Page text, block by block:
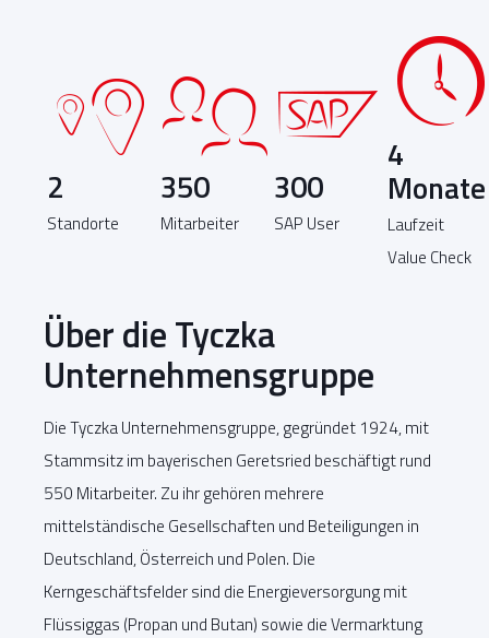
2
Standorte
350
Mitarbeiter
300
SAP User
4
Monate
Laufzeit
Value Check
Über die Tyczka
Unternehmensgruppe
Die Tyczka Unternehmensgruppe, gegründet 1924, mit
Stammsitz im bayerischen Geretsried beschäftigt rund
550 Mitarbeiter. Zu ihr gehören mehrere
mittelständische Gesellschaften und Beteiligungen in
Deutschland, Österreich und Polen. Die
Kerngeschäftsfelder sind die Energieversorgung mit
Flüssiggas (Propan und Butan) sowie die Vermarktung